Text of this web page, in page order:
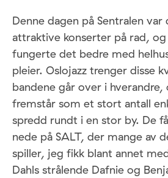
Denne dagen på Sentralen
attraktive konserter på rad,
fungerte det bedre med
pleier. Oslojazz trenger disse
bandene går over i hverandre,
fremstår som et stort antall
spredd rundt i en stor by. De
nede på SALT, der mange av
spiller, jeg fikk blant annet
Dahls strålende Dafnie og